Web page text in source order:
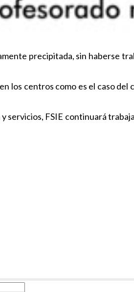
precipitada, sin haberse
los centros como es el caso
FSIE continuará